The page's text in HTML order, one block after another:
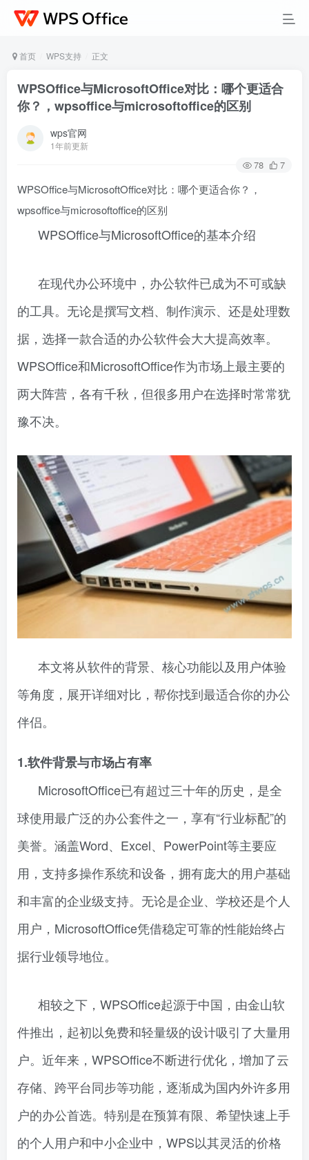
首页 WPS支持 正文
WPSOffice与MicrosoftOffice对比：哪个更适合
你？，wpsoffice与microsoftoffice的区别
wps官网
1年前更新
78 7
WPSOffice与MicrosoftOffice对比：哪个更适合你？，
wpsoffice与microsoftoffice的区别
WPSOffice与MicrosoftOffice的基本介绍
在现代办公环境中，办公软件已成为不可或缺
的工具。无论是撰写文档、制作演示、还是处理数
据，选择一款合适的办公软件会大大提高效率。
WPSOffice和MicrosoftOffice作为市场上最主要的
两大阵营，各有千秋，但很多用户在选择时常常犹
豫不决。
本文将从软件的背景、核心功能以及用户体验
等角度，展开详细对比，帮你找到最适合你的办公
伴侣。
1.软件背景与市场占有率
MicrosoftOffice已有超过三十年的历史，是全
球使用最广泛的办公套件之一，享有“行业标配”的
美誉。涵盖Word、Excel、PowerPoint等主要应
用，支持多操作系统和设备，拥有庞大的用户基础
和丰富的企业级支持。无论是企业、学校还是个人
用户，MicrosoftOffice凭借稳定可靠的性能始终占
据行业领导地位。
相较之下，WPSOffice起源于中国，由金山软
件推出，起初以免费和轻量级的设计吸引了大量用
户。近年来，WPSOffice不断进行优化，增加了云
存储、跨平台同步等功能，逐渐成为国内外许多用
户的办公首选。特别是在预算有限、希望快速上手
的个人用户和中小企业中，WPS以其灵活的价格